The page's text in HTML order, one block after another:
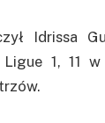
Idrissa
1, 11